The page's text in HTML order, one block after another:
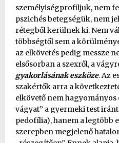
személyiségprofiljuk, nem
pszichés betegségük, nem
rétegből kerülnek ki. Nem
többségtől sem a
az elkövetés pedig messze
elsősorban a szexről, a
gyakorlásának eszköze. Az
szakértők arra a
elkövető nem
vágyat” a gyermeki test
pedofília), hanem a legtöbb
szerepben megjelenő